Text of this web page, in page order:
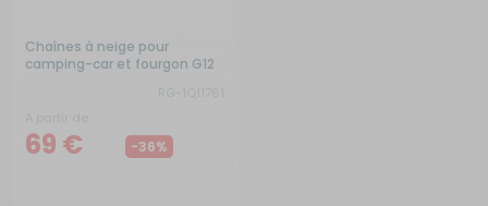
Chaînes à neige pour
camping-car et fourgon G12
69 € -36%